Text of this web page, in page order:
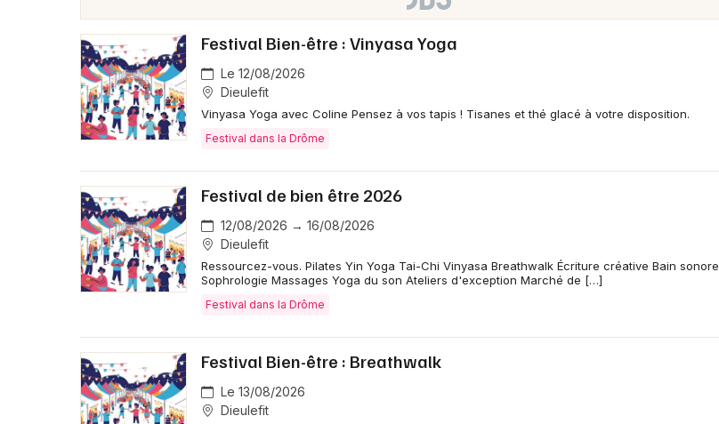
Festival Bien-être : Vinyasa Yoga
Le 12/08/2026
Dieulefit
Vinyasa Yoga avec Coline Pensez à vos tapis ! Tisanes et thé glacé à votre disposition.
Festival dans la Drôme
Festival de bien être 2026
12/08/2026 → 16/08/2026
Dieulefit
Ressourcez-vous. Pilates Yin Yoga Tai-Chi Vinyasa Breathwalk Écriture créative Bain sonore
Sophrologie Massages Yoga du son Ateliers d'exception Marché de […]
Festival dans la Drôme
Festival Bien-être : Breathwalk
Le 13/08/2026
Dieulefit